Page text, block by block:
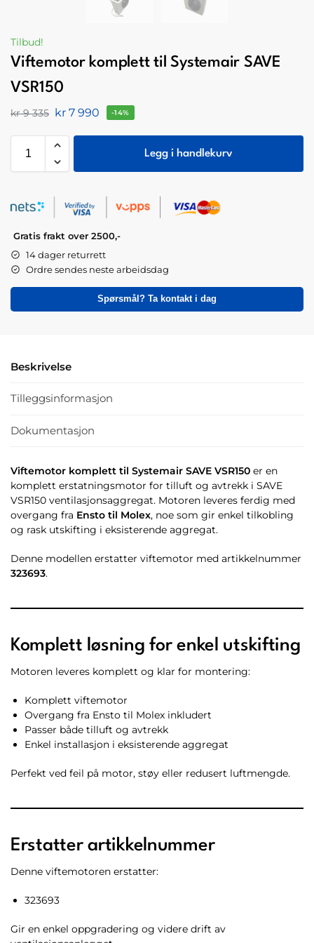
Tilbud!
Viftemotor komplett til Systemair SAVE
VSR150
kr9 335 kr 7 990 -14%
Legg i handlekurv
Gratis frakt over 2500,-
14 dager returrett
Ordre sendes neste arbeidsdag
Spørsmål? Ta kontakt i dag
Beskrivelse
Tilleggsinformasjon
Dokumentasjon
Viftemotor komplett til Systemair SAVE VSR150 er en
komplett erstatningsmotor for tilluft og avtrekk i SAVE
VSR150 ventilasjonsaggregat. Motoren leveres ferdig med
overgang fra Ensto til Molex, noe som gir enkel tilkobling
og rask utskifting i eksisterende aggregat.
Denne modellen erstatter viftemotor med artikkelnummer
323693.
Komplett løsning for enkel utskifting
Motoren leveres komplett og klar for montering:
Komplett viftemotor
Overgang fra Ensto til Molex inkludert
Passer både tilluft og avtrekk
Enkel installasjon i eksisterende aggregat
Perfekt ved feil på motor, støy eller redusert luftmengde.
Erstatter artikkelnummer
Denne viftemotoren erstatter:
323693
Gir en enkel oppgradering og videre drift av